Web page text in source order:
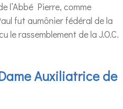
l’Abbé Pierre, comme
fut aumônier fédéral de la
le rassemblement de la J.O.C.
Auxiliatrice de